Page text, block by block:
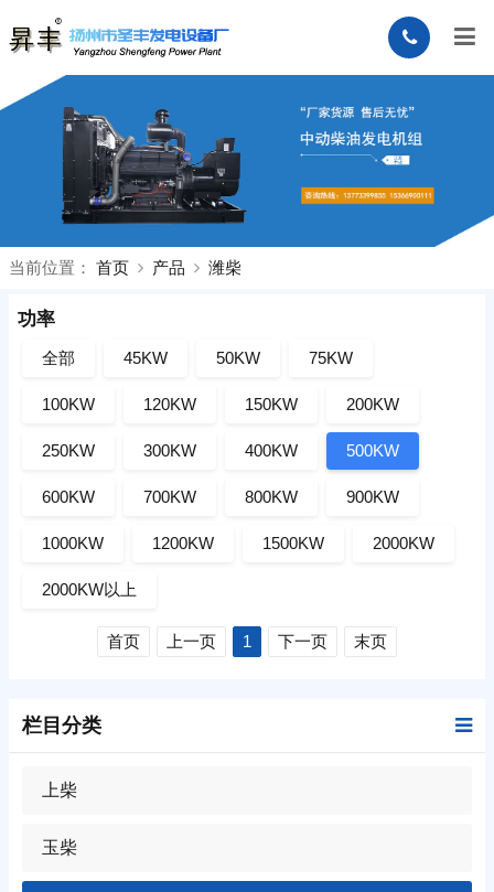
当前位置： 首页 产品 潍柴
功率
全部 45KW 50KW 75KW
100KW 120KW 150KW 200KW
250KW 300KW 400KW 500KW
600KW 700KW 800KW 900KW
1000KW 1200KW 1500KW 2000KW
2000KW以上
首页 上一页 1 下一页 末页
栏目分类
上柴
玉柴